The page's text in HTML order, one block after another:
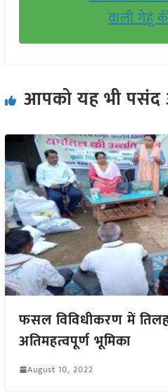
वाली गेहूं
आपको यह भी
फसल विविधीकरण में
अतिमहत्वपूर्ण भूमिका
August 10, 2022